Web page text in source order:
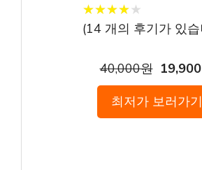
★★★★★
★★★★★
(14개의 후기가 있습
40,000원
최저가 보러가기